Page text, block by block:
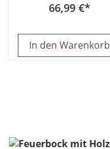
66,99 €
In den Warenkorb